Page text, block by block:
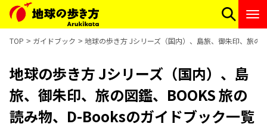
TOP ガイドブック 地球の歩き方 Jシリーズ（国内）、島旅、御朱印、旅の
地球の歩き方 Jシリーズ（国内）、島
旅、御朱印、旅の図鑑、BOOKS 旅の
読み物、D-Booksのガイドブック一覧